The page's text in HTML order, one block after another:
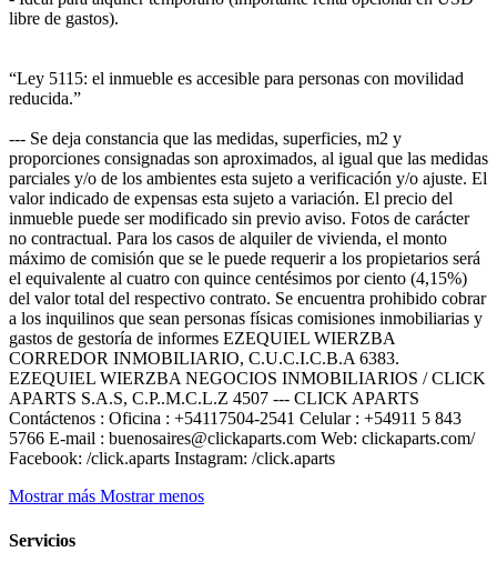
libre de gastos).
“Ley 5115: el inmueble es accesible para personas con movilidad
reducida.”
--- Se deja constancia que las medidas, superficies, m2 y
proporciones consignadas son aproximados, al igual que las medidas
parciales y/o de los ambientes esta sujeto a verificación y/o ajuste. El
valor indicado de expensas esta sujeto a variación. El precio del
inmueble puede ser modificado sin previo aviso. Fotos de carácter
no contractual. Para los casos de alquiler de vivienda, el monto
máximo de comisión que se le puede requerir a los propietarios será
el equivalente al cuatro con quince centésimos por ciento (4,15%)
del valor total del respectivo contrato. Se encuentra prohibido cobrar
a los inquilinos que sean personas físicas comisiones inmobiliarias y
gastos de gestoría de informes EZEQUIEL WIERZBA
CORREDOR INMOBILIARIO, C.U.C.I.C.B.A 6383.
EZEQUIEL WIERZBA NEGOCIOS INMOBILIARIOS / CLICK
APARTS S.A.S, C.P..M.C.L.Z 4507 --- CLICK APARTS
Contáctenos : Oficina : +54117504-2541 Celular : +54911 5 843
5766 E-mail : buenosaires@clickaparts.com Web: clickaparts.com/
Facebook: /click.aparts Instagram: /click.aparts
Mostrar más Mostrar menos
Servicios